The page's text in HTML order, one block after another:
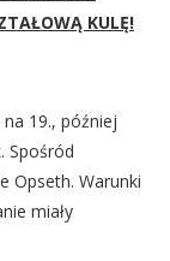
KULĘ!
19., później
Spośród
Opseth. Warunki
miały